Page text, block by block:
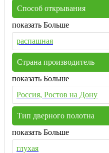
Способ открывания
показать Больше
распашная
Страна производитель
показать Больше
Россия, Ростов на Дону
Тип дверного полотна
показать Больше
глухая